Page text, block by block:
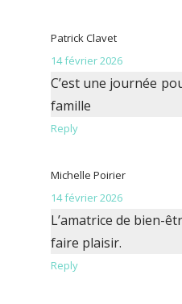
Patrick Clavet
14 février 2026
C’est une journée
famille
Reply
Michelle Poirier
14 février 2026
L’amatrice de bien-
faire plaisir.
Reply